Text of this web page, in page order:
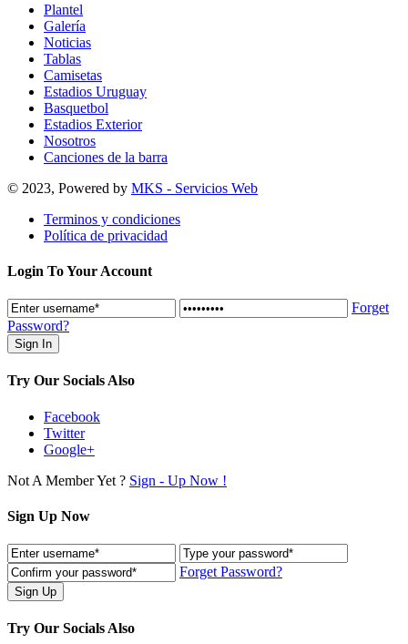
Plantel
Galería
Noticias
Tablas
Camisetas
Estadios Uruguay
Basquetbol
Estadios Exterior
Nosotros
Canciones de la barra
© 2023, Powered by MKS - Servicios Web
Terminos y condiciones
Política de privacidad
Login To Your Account
Forget
Password?
Try Our Socials Also
Facebook
Twitter
Google+
Not A Member Yet ? Sign - Up Now !
Sign Up Now
Forget Password?
Try Our Socials Also